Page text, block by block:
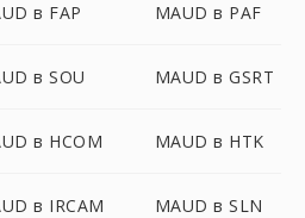
в FAP MAUD в PAF
в SOU MAUD в GSRT
в HCOM MAUD в HTK
в IRCAM MAUD в SLN